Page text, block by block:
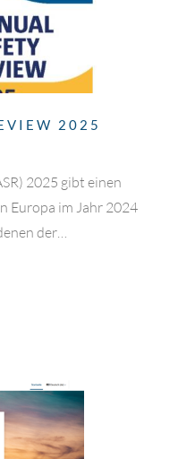
2025
2025 gibt einen
Europa im Jahr 2024
der…